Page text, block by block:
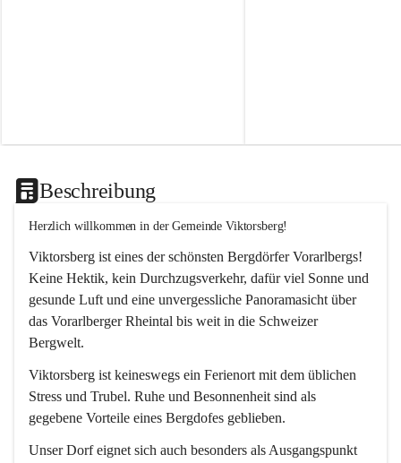
Beschreibung
Herzlich willkommen in der Gemeinde Viktorsberg!
Viktorsberg ist eines der schönsten Bergdörfer Vorarlbergs!
Keine Hektik, kein Durchzugsverkehr, dafür viel Sonne und
gesunde Luft und eine unvergessliche Panoramasicht über
das Vorarlberger Rheintal bis weit in die Schweizer
Bergwelt.
Viktorsberg ist keineswegs ein Ferienort mit dem üblichen
Stress und Trubel. Ruhe und Besonnenheit sind als
gegebene Vorteile eines Bergdofes geblieben.
Unser Dorf eignet sich auch besonders als Ausgangspunkt